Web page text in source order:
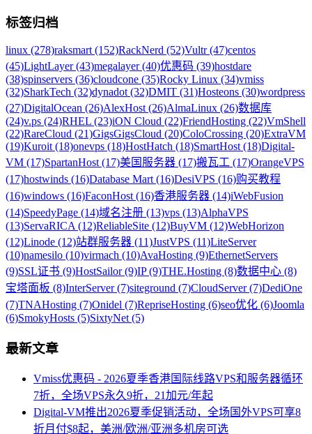
标签归档
linux (278)raksmart (152)RackNerd (52)Vultr (47)centos
(45)LightLayer (43)megalayer (40)优惠码 (39)hostdare
(38)spinservers (36)cloudcone (35)Rocky Linux (34)vmiss
(32)SharkTech (32)dynadot (32)DMIT (31)Hosteons (30)wordpress
(27)DigitalOcean (26)AlexHost (26)AlmaLinux (26)数据库
(24)v.ps (24)RHEL (23)iON Cloud (22)FriendHosting (22)VmShell
(22)RareCloud (21)GigsGigsCloud (20)ColoCrossing (20)ExtraVM
(19)Kuroit (18)onevps (18)HostHatch (18)SmartHost (18)Digital-
VM (17)SpartanHost (17)美国服务器 (17)搬瓦工 (17)OrangeVPS
(17)hostwinds (16)Database Mart (16)DesiVPS (16)购买教程
(16)windows (16)FaconHost (16)香港服务器 (14)iWebFusion
(14)SpeedyPage (14)域名注册 (13)vps (13)AlphaVPS
(13)ServaRICA (12)ReliableSite (12)BuyVM (12)WebHorizon
(12)Linode (12)站群服务器 (11)JustVPS (11)LiteServer
(10)namesilo (10)virmach (10)AvaHosting (9)EthernetServers
(9)SSL证书 (9)HostSailor (9)IP (9)THE.Hosting (8)数据中心 (8)
宝塔面板 (8)InterServer (7)siteground (7)CloudServer (7)DediOne
(7)TNAHosting (7)Onidel (7)RepriseHosting (6)seo优化 (6)Joomla
(6)SmokyHosts (5)SixtyNet (5)
最新文章
Vmiss优惠码 - 2026夏季香港国际线路VPS和服务器循环
7折，全场VPS永久9折，21加元/年起
Digital-VM推出2026夏季促销活动，全场国外VPS可享8
折月付$8起，美洲/欧洲/亚洲多机房可选